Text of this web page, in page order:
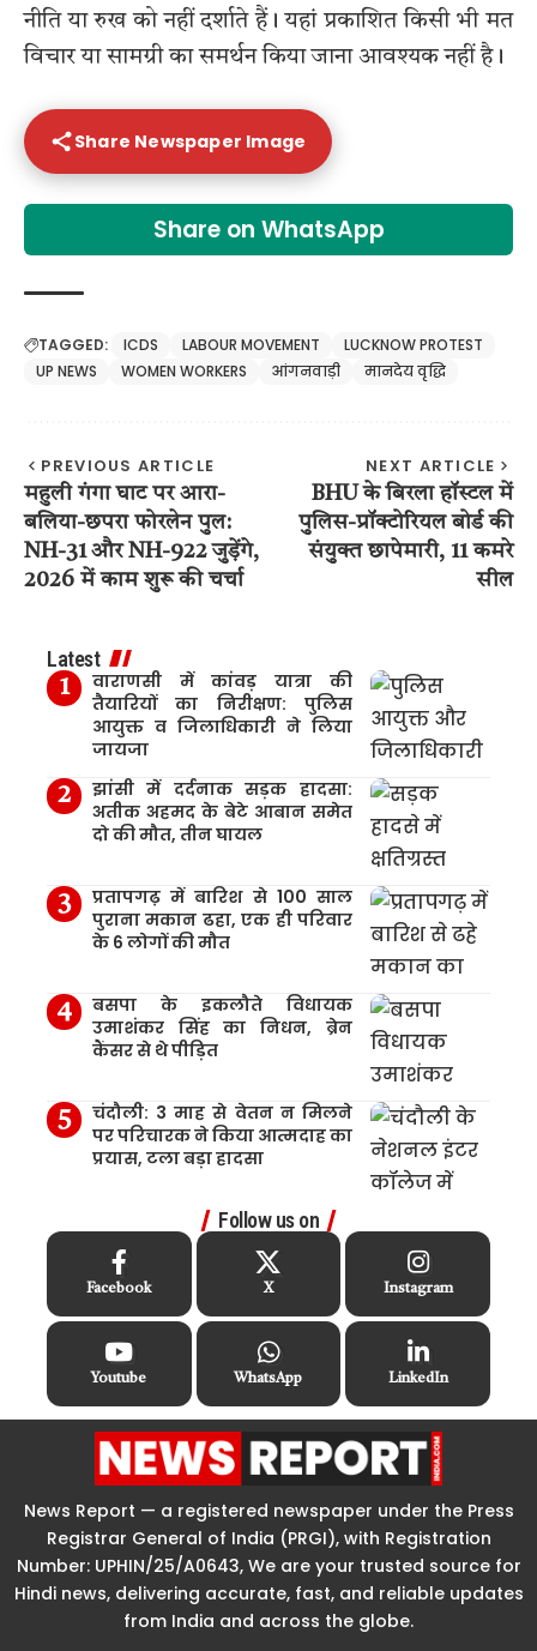
नीति या रुख को नहीं दर्शाते हैं। यहां प्रकाशित किसी भी मत
विचार या सामग्री का समर्थन किया जाना आवश्यक नहीं है।
Share Newspaper Image
Share on WhatsApp
TAGGED: ICDS LABOUR MOVEMENT
LUCKNOW PROTEST
UP NEWS
WOMEN WORKERS आंगनवाड़ी मानदेय वृद्धि
PREVIOUS ARTICLE
महुली गंगा घाट पर आरा-
बलिया-छपरा फोरलेन पुल:
NH-31 और NH-922 जुड़ेंगे,
2026 में काम शुरू की चर्चा
NEXT ARTICLE
BHU के बिरला हॉस्टल में
पुलिस-प्रॉक्टोरियल बोर्ड की
संयुक्त छापेमारी, 11 कमरे
सील
Latest
वाराणसी में कांवड़ यात्रा की
तैयारियों का निरीक्षण: पुलिस
आयुक्त व जिलाधिकारी ने लिया
जायजा
झांसी में दर्दनाक सड़क हादसा:
अतीक अहमद के बेटे आबान समेत
दो की मौत, तीन घायल
प्रतापगढ़ में बारिश से 100 साल
पुराना मकान ढहा, एक ही परिवार
के 6 लोगों की मौत
बसपा के इकलौते विधायक
उमाशंकर सिंह का निधन, ब्रेन
कैंसर से थे पीड़ित
चंदौली: 3 माह से वेतन न मिलने
पर परिचारक ने किया आत्मदाह का
प्रयास, टला बड़ा हादसा
Follow us on
Facebook X Instagram
Youtube WhatsApp LinkedIn
News Report — a registered newspaper under the Press
Registrar General of India (PRGI), with Registration
Number: UPHIN/25/A0643, We are your trusted source for
Hindi news, delivering accurate, fast, and reliable updates
from India and across the globe.